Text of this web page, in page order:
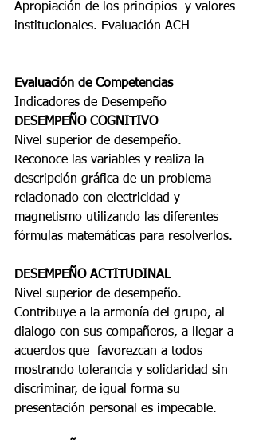
Apropiación de los principios  y valores
institucionales. Evaluación ACH
Evaluación de Competencias
Indicadores de Desempeño
DESEMPEÑO COGNITIVO
Nivel superior de desempeño.
Reconoce las variables y realiza la
descripción gráfica de un problema
relacionado con electricidad y
magnetismo utilizando las diferentes
fórmulas matemáticas para resolverlos.
DESEMPEÑO ACTITUDINAL
Nivel superior de desempeño.
Contribuye a la armonía del grupo, al
dialogo con sus compañeros, a llegar a
acuerdos que  favorezcan a todos
mostrando tolerancia y solidaridad sin
discriminar, de igual forma su
presentación personal es impecable.